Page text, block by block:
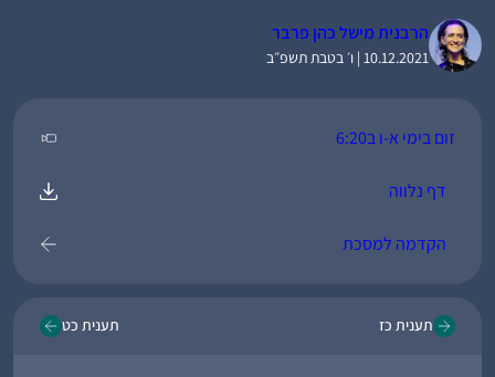
הרבנית מישל כהן פרבר
10.12.2021 | ו׳ בטבת תשפ״ב
זום בימי א-ו ב6:20
דף נלווה
הקדמה למסכת
תענית כז תענית כט